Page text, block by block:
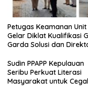
Petugas Keamanan Unit
Gelar Diklat Kualifikasi
Garda Solusi dan
Sudin PPAPP Kepulauan
Seribu Perkuat Literasi
Masyarakat untuk